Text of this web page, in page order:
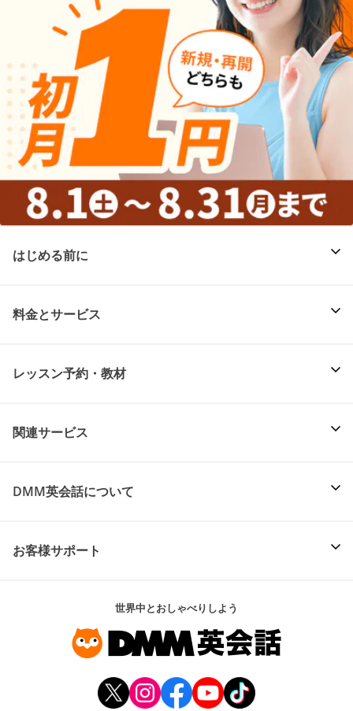
はじめる前に
料金とサービス
レッスン予約・教材
関連サービス
DMM英会話について
お客様サポート
世界中とおしゃべりしよう